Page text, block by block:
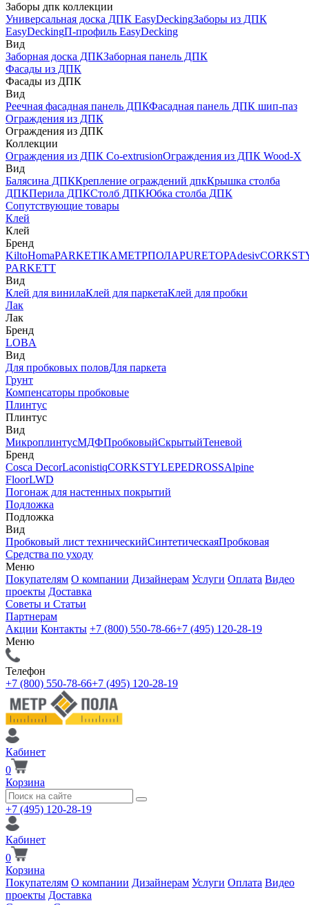
Заборы дпк коллекции
Универсальная доска ДПК EasyDeckingЗаборы из ДПК
EasyDeckingП-профиль EasyDecking
Вид
Заборная доска ДПКЗаборная панель ДПК
Фасады из ДПК
Фасады из ДПК
Вид
Реечная фасадная панель ДПКФасадная панель ДПК шип-паз
Ограждения из ДПК
Ограждения из ДПК
Коллекции
Ограждения из ДПК Co-extrusionОграждения из ДПК Wood-X
Вид
Балясина ДПККрепление ограждений дпкКрышка столба
ДПКПерила ДПКСтолб ДПКЮбка столба ДПК
Сопутствующие товары
Клей
Клей
Бренд
KiltoHomaPARKETIKAМЕТРПОЛАPURETOPAdesiv
PARKETT
Вид
Клей для винилаКлей для паркетаКлей для пробки
Лак
Лак
Бренд
LOBA
Вид
Для пробковых половДля паркета
Грунт
Компенсаторы пробковые
Плинтус
Плинтус
Вид
МикроплинтусМДФПробковыйСкрытыйТеневой
Бренд
Cosca DecorLaconistiqCORKSTYLEPEDROSSAlpine
FloorLWD
Погонаж для настенных покрытий
Подложка
Подложка
Вид
Пробковый лист техническийСинтетическаяПробковая
Средства по уходу
Меню
Покупателям О компании Дизайнерам Услуги Оплата Видео
проекты Доставка
Советы и Статьи
Партнерам
Акции Контакты +7 (800) 550-78-66+7 (495) 120-28-19
Меню
Телефон
+7 (800) 550-78-66+7 (495) 120-28-19
Кабинет
0
Корзина
+7 (495) 120-28-19
Кабинет
0
Корзина
Покупателям О компании Дизайнерам Услуги Оплата Видео
проекты Доставка